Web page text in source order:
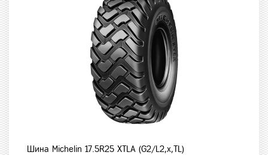
Шина Michelin 17.5R25 XTLA (G2/L2,x,TL)